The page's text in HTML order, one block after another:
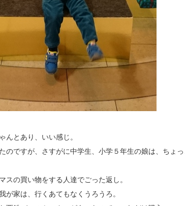
んとあり、いい感じ。
のですが、さすがに中学生、小学５年生の娘は、ちょっ
スの買い物をする人達でごった返し。
が家は、行くあてもなくうろうろ。